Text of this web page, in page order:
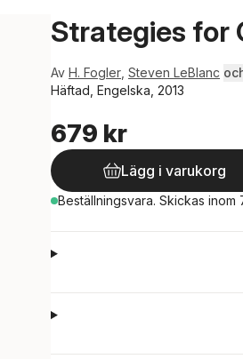
Strategies for
Av H. Fogler Steven LeBlanc
Häftad, Engelska, 2013
679 kr
Lägg i varukorg
Beställningsvara. Skickas inom